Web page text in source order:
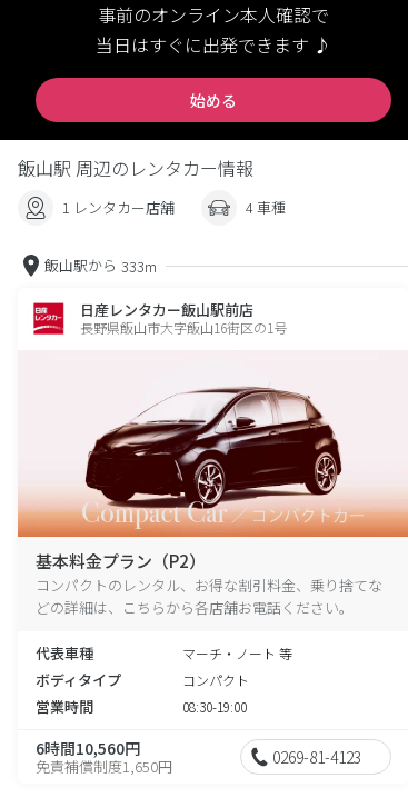
事前のオンライン本人確認で
当日はすぐに出発できます ♪
始める
飯山駅 周辺のレンタカー情報
1 レンタカー店舗 4 車種
飯山駅から 333m
日産レンタカー飯山駅前店
長野県飯山市大字飯山16街区の1号
基本料金プラン（P2）
コンパクトのレンタル、お得な割引料金、乗り捨てな
どの詳細は、こちらから各店舗お電話ください。
代表車種 マーチ・ノート 等
ボディタイプ コンパクト
営業時間 08:30-19:00
6時間10,560円
免責補償制度1,650円 0269-81-4123